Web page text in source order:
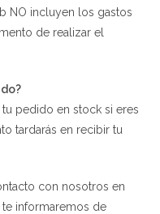
NO incluyen los gastos
de realizar el
pedido en stock si eres
tardarás en recibir tu
con nosotros en
informaremos de